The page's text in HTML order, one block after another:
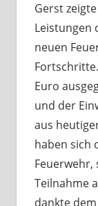
Gerst
Leistungen
neuen
Euro
und der
aus
haben sich
Feuerwehr,
Teilnahme
dankte